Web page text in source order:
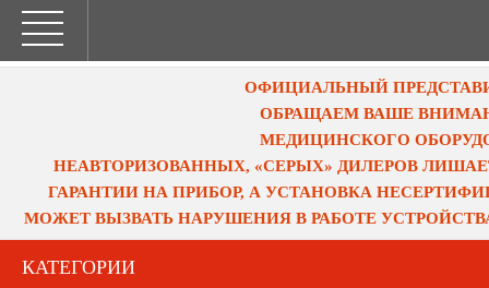
ОФИЦИАЛЬНЫЙ
ОБРАЩАЕМ ВАШЕ
МЕДИЦИНСКОГО
НЕАВТОРИЗОВАННЫХ, «СЕРЫХ» ДИЛЕРОВ
ГАРАНТИИ НА ПРИБОР, А УСТАНОВКА
МОЖЕТ ВЫЗВАТЬ НАРУШЕНИЯ В РАБОТЕ
КАТЕГОРИИ